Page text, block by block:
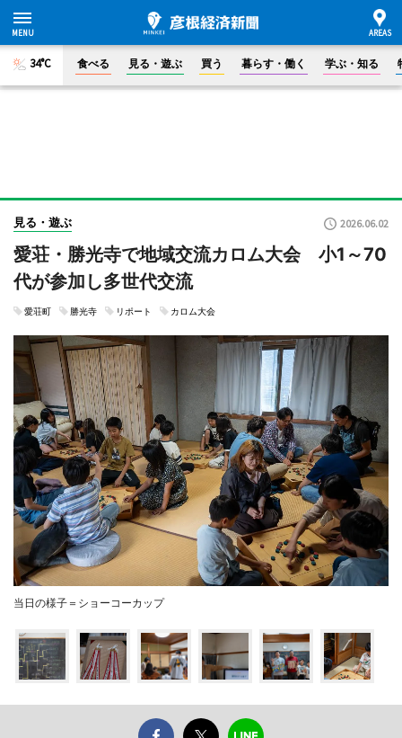
34°C 食べる 見る・遊ぶ 買う 暮らす・働く 学ぶ・知る
見る・遊ぶ 2026.06.02
愛荘・勝光寺で地域交流カロム大会 小1～70
代が参加し多世代交流
愛荘町 勝光寺 リポート カロム大会
当日の様子＝ショーコーカップ